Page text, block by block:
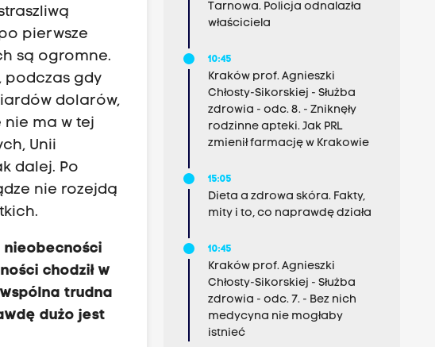
pierwsze
są ogromne.
podczas gdy
dolarów,
nie ma w tej
Unii
dalej. Po
nie rozejdą
nieobecności
chodził w
trudna
dużo jest
Tarnowa. Policja odnalazła
właściciela
10:45
Kraków prof. Agnieszki
Chłosty-Sikorskiej - Służba
zdrowia - odc. 8. - Zniknęły
rodzinne apteki. Jak PRL
zmienił farmację w Krakowie
15:05
Dieta a zdrowa skóra. Fakty,
mity i to, co naprawdę działa
10:45
Kraków prof. Agnieszki
Chłosty-Sikorskiej - Służba
zdrowia - odc. 7. - Bez nich
medycyna nie mogłaby
istnieć